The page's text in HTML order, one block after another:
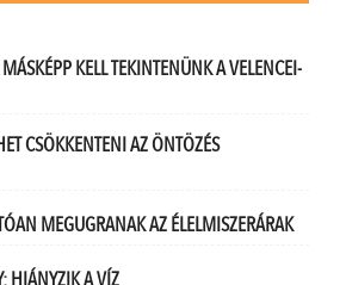
KELL TEKINTENÜNK A VELENCEI-
CSÖKKENTENI AZ ÖNTÖZÉS
MEGUGRANAK AZ ÉLELMISZERÁRAK
HIÁNYZIK A VÍZ